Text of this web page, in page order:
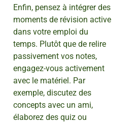
Enfin, pensez à intégrer des
moments de révision active
dans votre emploi du
temps. Plutôt que de relire
passivement vos notes,
engagez-vous activement
avec le matériel. Par
exemple, discutez des
concepts avec un ami,
élaborez des quiz ou